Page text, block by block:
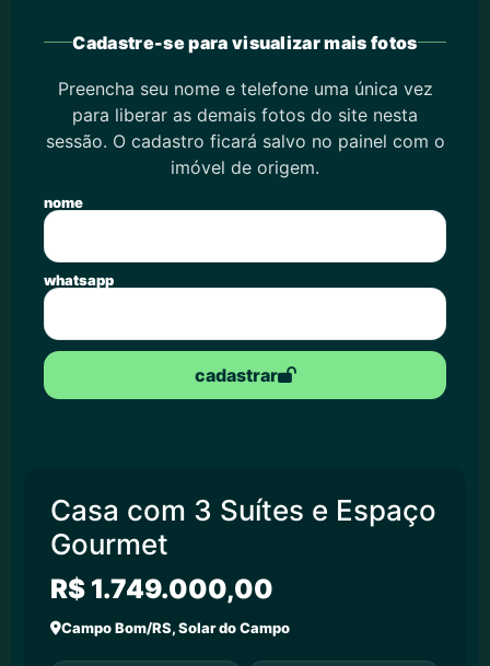
Cadastre-se para visualizar mais fotos
Preencha seu nome e telefone uma única vez
para liberar as demais fotos do site nesta
sessão. O cadastro ficará salvo no painel com o
imóvel de origem.
nome
whatsapp
cadastrar
Casa com 3 Suítes e Espaço
Gourmet
R$ 1.749.000,00
Campo Bom/RS, Solar do Campo